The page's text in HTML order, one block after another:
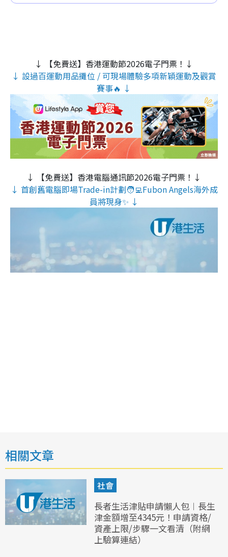
↓ 【免費送】香港運動節2026電子門票！↓
↓ 設過百運動用品攤位 / 可現場體驗多項新穎運動及觀賞
賽事🔥 ↓
↓ 【免費送】香港電腦通訊節2026電子門票！↓
↓ 首創舊電腦即場Trade-in計劃🧑‍💻Fubon Angels海外成
員將現身✨ ↓
相關文章
社會
長者生活津貼申請懶人包︱長生
津金額增至4345元！申請資格/
資產上限/步驟一文看清（附網
上驗算連結）